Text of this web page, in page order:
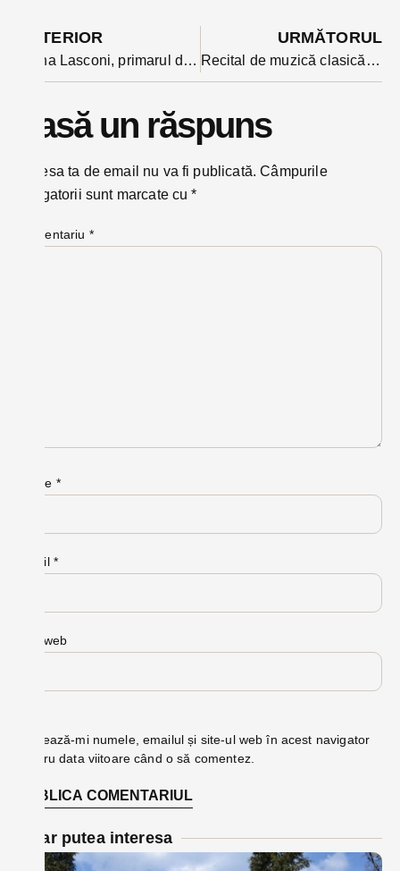
ANTERIOR
Elena Lasconi, primarul din Campulung Muscel a câștigat alegerile interne pentru președinția USR
URMĂTORUL
Recital de muzică clasică și poezie duminică la Biserica Protopopiatului Ortodox din Bistrița
Lasă un răspuns
Adresa ta de email nu va fi publicată. Câmpurile
obligatorii sunt marcate cu*
Comentariu *
Nume *
Email *
Site web
Salvează-mi numele, emailul și site-ul web în acest navigator
pentru data viitoare când o să comentez.
Te-ar putea interesa